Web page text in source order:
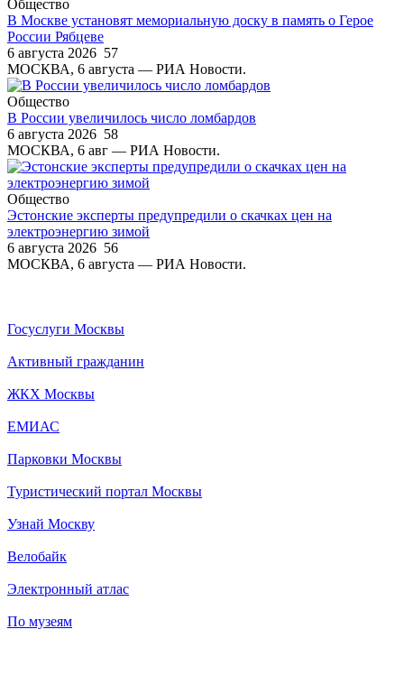
Общество
В Москве установят мемориальную доску в память о Герое
России Рябцеве
6 августа 2026 57
МОСКВА, 6 августа — РИА Новости.
Общество
В России увеличилось число ломбардов
6 августа 2026 58
МОСКВА, 6 авг — РИА Новости.
Общество
Эстонские эксперты предупредили о скачках цен на
электроэнергию зимой
6 августа 2026 56
МОСКВА, 6 августа — РИА Новости.
Госуслуги Москвы
Активный гражданин
ЖКХ Москвы
ЕМИАС
Парковки Москвы
Туристический портал Москвы
Узнай Москву
Велобайк
Электронный атлас
По музеям